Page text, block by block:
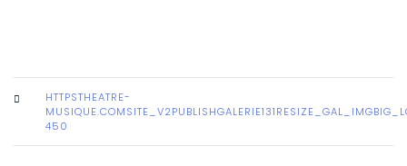
HTTPSTHEATRE-
450